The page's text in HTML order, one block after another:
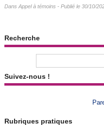
Dans Appel à témoins - Publié le 30/10/
Recherche
Suivez-nous !
Rubriques pratiques